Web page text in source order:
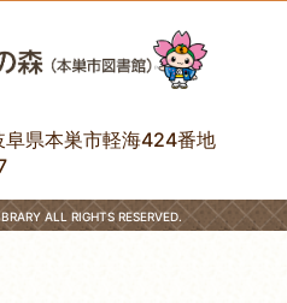
県本巣市軽海424番地
ALL RIGHTS RESERVED.